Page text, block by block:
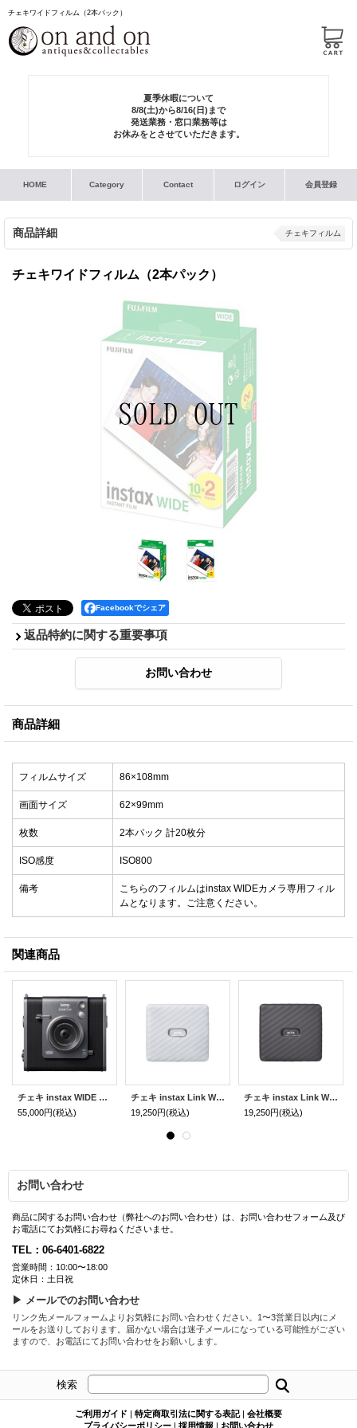
チェキワイドフィルム（2本パック）
夏季休暇について
8/8(土)から8/16(日)まで
発送業務・窓口業務等は
お休みをとさせていただきます。
HOME Category Contact ログイン 会員登録
商品詳細 チェキフィルム
チェキワイドフィルム（2本パック）
Facebookでシェア
返品特約に関する重要事項
商品詳細
フィルムサイズ 86×108mm
画面サイズ 62×99mm
枚数 2本パック 計20枚分
ISO感度 ISO800
備考
こちらのフィルムはinstax WIDEカメラ専用フィル
ムとなります。ご注意ください。
関連商品
チェキ instax WIDE Evo
55,000円(税込)
チェキ instax Link WIDE | アッシュホワイト
19,250円(税込)
チェキ instax Link WIDE | モカグレイ
19,250円(税込)
お問い合わせ
商品に関するお問い合わせ（弊社へのお問い合わせ）は、お問い合わせフォーム及び
お電話にてお気軽にお尋ねくださいませ。
TEL：06-6401-6822
営業時間：10:00〜18:00
定休日：土日祝
▶ メールでのお問い合わせ
リンク先メールフォームよりお気軽にお問い合わせください。1〜3営業日以内にメ
ールをお送りしております。届かない場合は迷子メールになっている可能性がござい
ますので、お電話にてお問い合わせをお願いします。
検索
ご利用ガイド | 特定商取引法に関する表記 | 会社概要
プライバシーポリシー | 採用情報 | お問い合わせ